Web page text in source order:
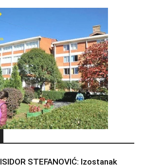
ISIDOR STEFANOVIĆ: Izostanak